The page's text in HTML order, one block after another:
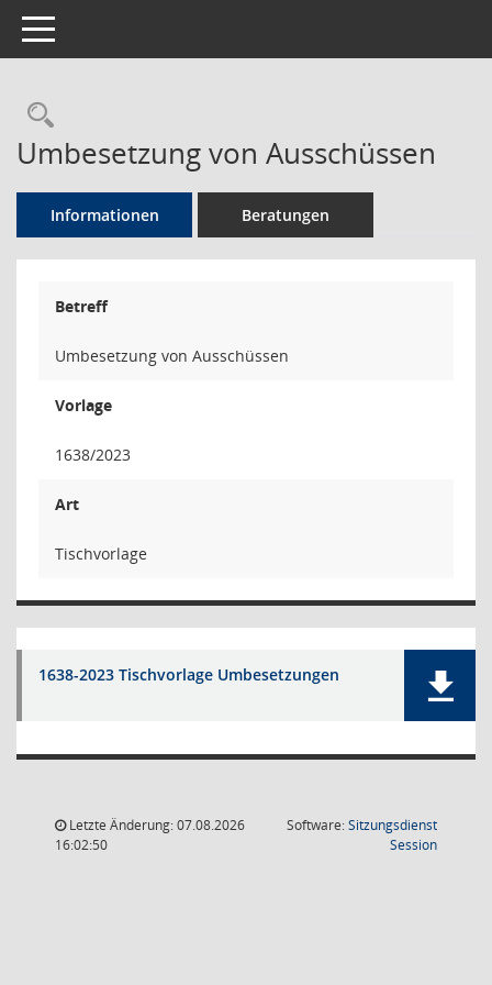
Toggle navigation
Rechercheauswahl
Umbesetzung von Ausschüssen
Informationen Beratungen
Betreff
Umbesetzung von Ausschüssen
Vorlage
1638/2023
Art
Tischvorlage
1638-2023 Tischvorlage Umbesetzungen
Letzte Änderung: 07.08.2026
16:02:50
Software:Sitzungsdienst
Session(Wird in